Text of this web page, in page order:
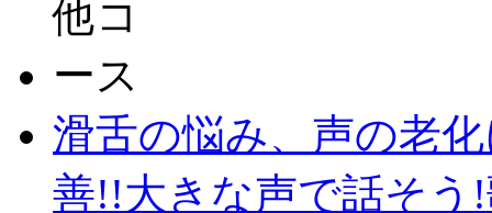
滑舌の悩み、声の老
善!!大きな声で話そう